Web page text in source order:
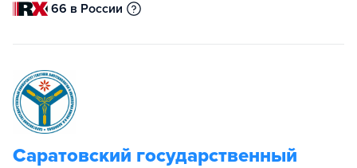
66 в России
Саратовский государственный